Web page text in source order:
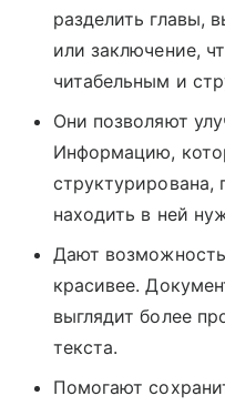
разделить главы,
или заключение,
читабельным и
Они позволяют
Информацию,
структурирована,
находить в ней
Дают
красивее.
выглядит более
текста.
Помогают